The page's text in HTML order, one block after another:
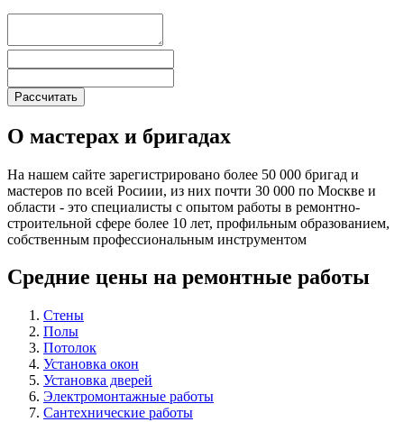
О мастерах и бригадах
На нашем сайте зарегистрировано более 50 000 бригад и
мастеров по всей Росиии, из них почти 30 000 по Москве и
области - это специалисты с опытом работы в ремонтно-
строительной сфере более 10 лет, профильным образованием,
собственным профессиональным инструментом
Средние цены на ремонтные работы
Стены
Полы
Потолок
Установка окон
Установка дверей
Электромонтажные работы
Сантехнические работы